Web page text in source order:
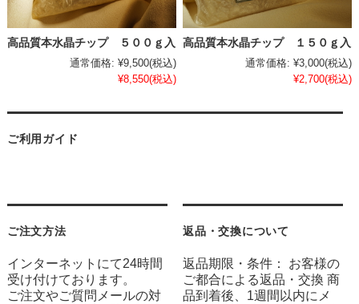
高品質本水晶チップ ５００ｇ入
通常価格: ¥9,500(税込)
¥8,550(税込)
高品質本水晶チップ １５０ｇ入
通常価格: ¥3,000(税込)
¥2,700(税込)
ご利用ガイド
ご注文方法
インターネットにて24時間
受け付けております。
ご注文やご質問メールの対
返品・交換について
返品期限・条件： お客様の
ご都合による返品・交換 商
品到着後、1週間以内にメ